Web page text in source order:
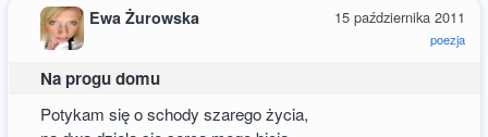
15 października 2011
poezja
Ewa Żurowska
Na progu domu
Potykam się o schody szarego życia,